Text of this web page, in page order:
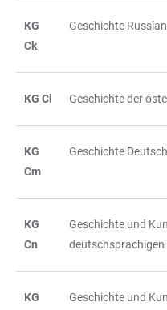
KG
Ck
Geschichte
KG Cl Geschichte der
KG
Cm
Geschichte
KG
Cn
Geschichte und
KG
Geschichte und